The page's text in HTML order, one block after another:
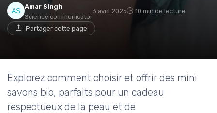
Amar Singh
Science communicator
3 avril 2025 10 min de lecture
Partager cette page
Explorez comment choisir et offrir des mini
savons bio, parfaits pour un cadeau
respectueux de la peau et de